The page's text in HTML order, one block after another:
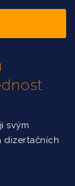
svým
dizertačních